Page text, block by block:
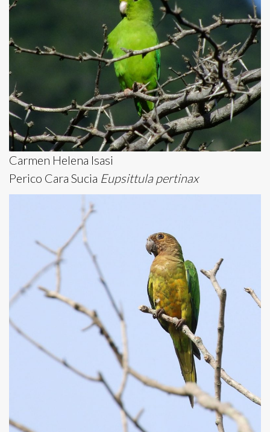
Carmen Helena Isasi
Perico Cara Sucia Eupsittula pertinax